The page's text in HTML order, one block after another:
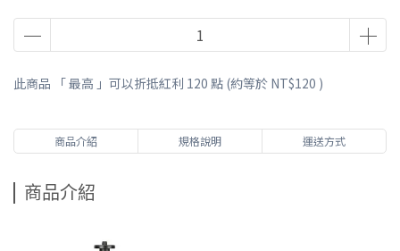
此商品 「 最高 」可以折抵紅利 120 點 (約等於 NT$120 )
商品介紹 規格說明 運送方式
商品介紹